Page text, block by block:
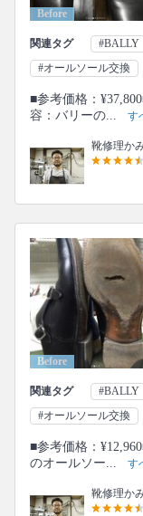
Before
関連タグ #BALLY
#オールソール交換
■参考価格：
容：バリーの...
す
靴修理か
Before
関連タグ #BALLY
#オールソール交換
■参考価格：
のオールソー...
す
靴修理か